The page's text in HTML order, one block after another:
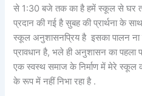
से 1:30 बजे तक का है हमें स्कूल से घर
प्रदान की गई है सुबह की प्रार्थना के
स्कूल अनुशासनप्रिय है इसका पालन
प्रावधान है, भले ही अनुशासन का पहला
एक स्वस्थ समाज के निर्माण में मेरे स्कूल
के रूप में नहीं निभा रहा है .